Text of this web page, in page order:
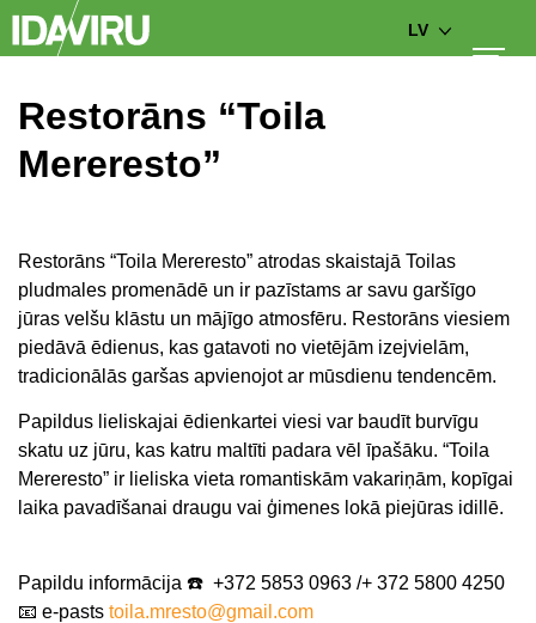
LV
Restorāns “Toila
Mereresto”
Restorāns “Toila Mereresto” atrodas skaistajā Toilas
pludmales promenādē un ir pazīstams ar savu garšīgo
jūras velšu klāstu un mājīgo atmosfēru. Restorāns viesiem
piedāvā ēdienus, kas gatavoti no vietējām izejvielām,
tradicionālās garšas apvienojot ar mūsdienu tendencēm.
Papildus lieliskajai ēdienkartei viesi var baudīt burvīgu
skatu uz jūru, kas katru maltīti padara vēl īpašāku. “Toila
Mereresto” ir lieliska vieta romantiskām vakariņām, kopīgai
laika pavadīšanai draugu vai ģimenes lokā piejūras idillē.
Papildu informācija ☎️ +372 5853 0963 /+ 372 5800 4250
📧 e-pasts toila.mresto@gmail.com